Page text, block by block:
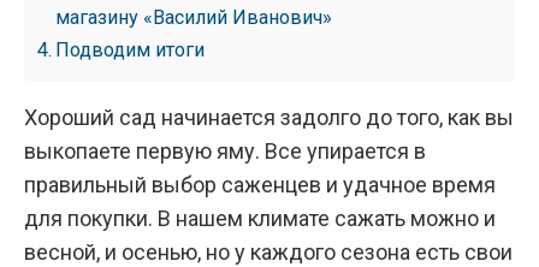
магазину «Василий Иванович»
Подводим итоги
Хороший сад начинается задолго до того, как вы
выкопаете первую яму. Все упирается в
правильный выбор саженцев и удачное время
для покупки. В нашем климате сажать можно и
весной, и осенью, но у каждого сезона есть свои